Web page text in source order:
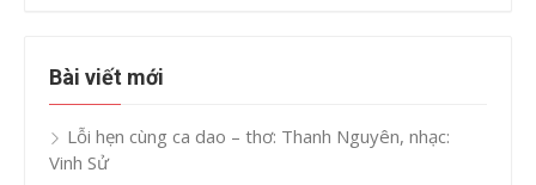
Bài viết mới
Lỗi hẹn cùng ca dao – thơ: Thanh Nguyên, nhạc:
Vinh Sử